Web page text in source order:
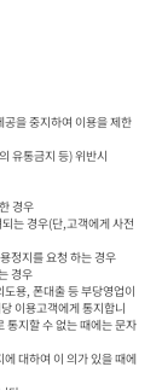
을 중지하여 이용을 제한
용, 폰대출 등 부당영업이
이용고객에게 통지합니
통지할 수 없는 때에는 문자
대하여 이 의가 있을 때에